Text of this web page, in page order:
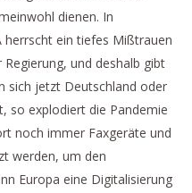
dienen. In
herrscht ein tiefes Mißtrauen
und deshalb gibt
sich jetzt Deutschland oder
so explodiert die Pandemie
noch immer Faxgeräte und
werden, um den
Europa eine Digitalisierung